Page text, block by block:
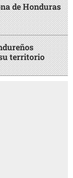
de Honduras
territorio